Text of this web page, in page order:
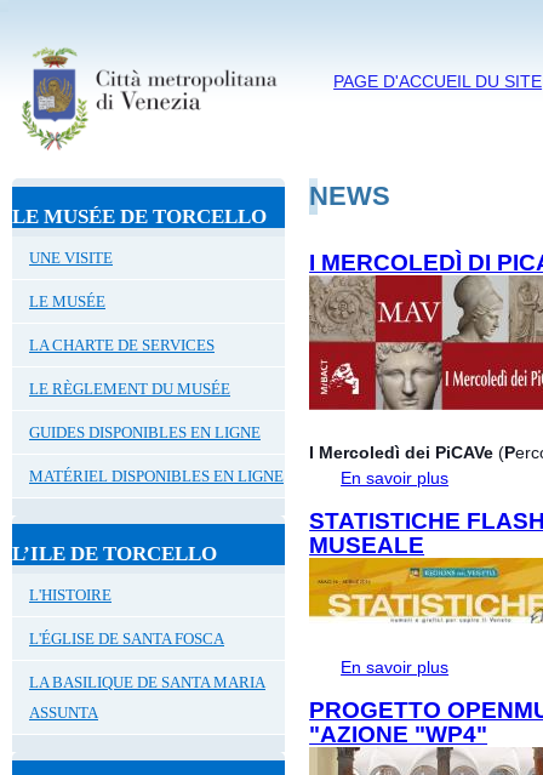
PAGE D'ACCUEIL DU SITE
LE MUSÉE DE TORCELLO
UNE VISITE
LE MUSÉE
LA CHARTE DE SERVICES
LE RÈGLEMENT DU MUSÉE
GUIDES DISPONIBLES EN LIGNE
MATÉRIEL DISPONIBLES EN LIGNE
L’ILE DE TORCELLO
L'HISTOIRE
L'ÉGLISE DE SANTA FOSCA
LA BASILIQUE DE SANTA MARIA
ASSUNTA
NEWS
I MERCOLEDÌ DI
I Mercoledì dei PiCAVe (P
En savoir plus
STATISTICHE
MUSEALE
En savoir plus
PROGETTO
"AZIONE "WP4"